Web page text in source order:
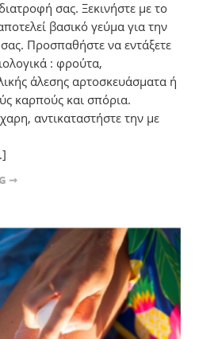
σας. Ξεκινήστε με το
βασικό γεύμα για την
Προσπαθήστε να εντάξετε
: φρούτα,
άλεσης αρτοσκευάσματα ή
καρπούς και σπόρια.
αντικαταστήστε την με
➞